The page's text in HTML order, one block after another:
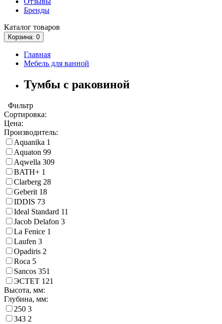
Бренды
Каталог товаров
Корзина: 0
Главная
Мебель для ванной
Тумбы с раковиной
Фильтр
Сортировка:
Цена:
Производитель:
Aquanika 1
Aquaton 99
Aqwella 309
BATH+ 1
Clarberg 28
Geberit 18
IDDIS 73
Ideal Standard 11
Jacob Delafon 3
La Fenice 1
Laufen 3
Opadiris 2
Roca 5
Sancos 351
ЭСТЕТ 121
Высота, мм:
Глубина, мм:
250 3
343 2